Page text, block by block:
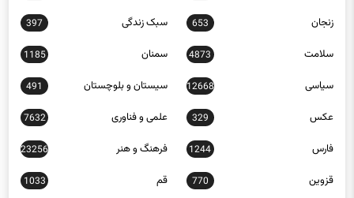
زنجان 653 سبک زندگی 397
سلامت 4873 سمنان 1185
سیاسی 12668 سیستان و بلوچستان 491
عکس 329 علمی و فناوری 7632
فارس 1244 فرهنگ و هنر 23256
قزوین 770 قم 1033